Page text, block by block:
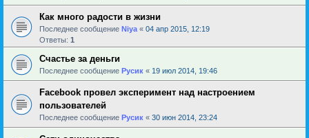
Как много радости в жизни
Последнее сообщение Niya « 04 апр 2015, 12:19
Ответы: 1
Счастье за деньги
Последнее сообщение Русик « 19 июл 2014, 19:46
Facebook провел эксперимент над настроением
пользователей
Последнее сообщение Русик « 30 июн 2014, 23:24